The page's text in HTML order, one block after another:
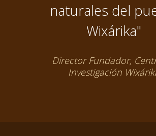
naturales del
Wixárika"
Director Fundador,
Investigación